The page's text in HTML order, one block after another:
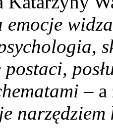
emocje
postaci,
– a